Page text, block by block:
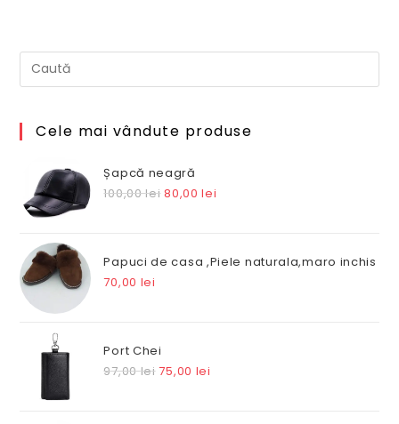
Cele mai vândute produse
Șapcă neagră
100,00lei Prețul
fost:
80,00lei
80,00 lei.
Papuci de casa ,Piele naturala,maro inchis
70,00 lei
Port Chei
97,00leiPrețul
75,00 lei